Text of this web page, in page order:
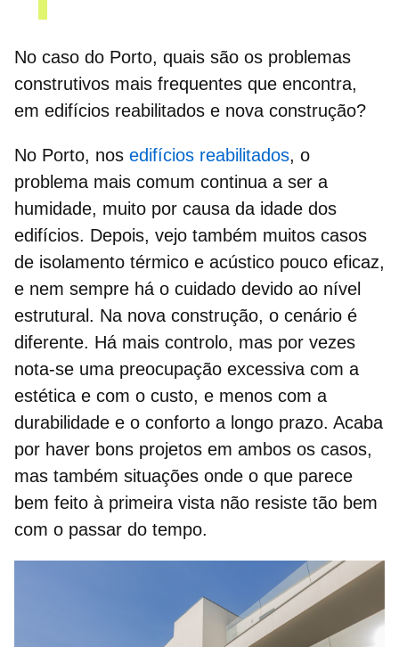
No caso do Porto, quais são os problemas
construtivos mais frequentes que encontra,
em edifícios reabilitados e nova construção?
No Porto, nos edifícios reabilitados, o
problema mais comum continua a ser a
humidade, muito por causa da idade dos
edifícios. Depois, vejo também muitos casos
de isolamento térmico e acústico pouco eficaz,
e nem sempre há o cuidado devido ao nível
estrutural. Na nova construção, o cenário é
diferente. Há mais controlo, mas por vezes
nota-se uma preocupação excessiva com a
estética e com o custo, e menos com a
durabilidade e o conforto a longo prazo. Acaba
por haver bons projetos em ambos os casos,
mas também situações onde o que parece
bem feito à primeira vista não resiste tão bem
com o passar do tempo.